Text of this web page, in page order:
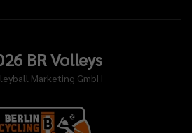
BR Volleys
Marketing GmbH